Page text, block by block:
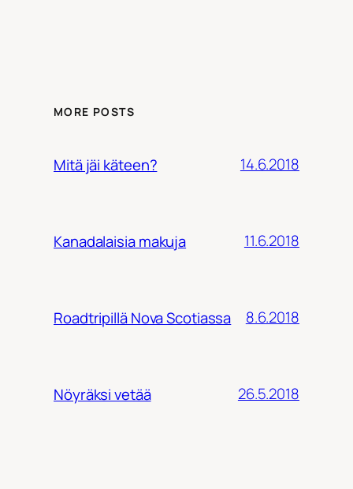
MORE POSTS
Mitä jäi käteen? 14.6.2018
Kanadalaisia makuja 11.6.2018
Roadtripillä Nova Scotiassa 8.6.2018
Nöyräksi vetää 26.5.2018